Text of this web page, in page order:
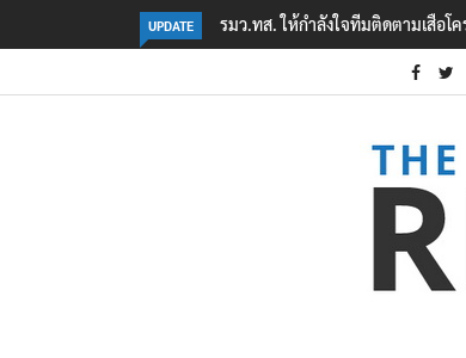
UPDATE
ำร้ายเจ้าหน้าที่เขตฯห้วยขาแข้ง‘ภาคประชาสังคม’ รวมตัวคัดค้าน ‘
ต้อนรับอาชญากร’